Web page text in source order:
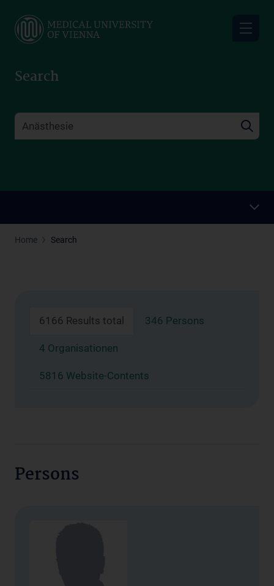
main
Search
Home Search
6166 Results total 346 Persons
4 Organisationen
5816 Website-Contents
Persons